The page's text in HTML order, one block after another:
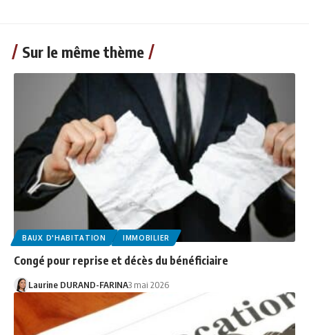
Sur le même thème
BAUX D'HABITATION IMMOBILIER
Congé pour reprise et décès du bénéficiaire
Laurine DURAND-FARINA3 mai 2026